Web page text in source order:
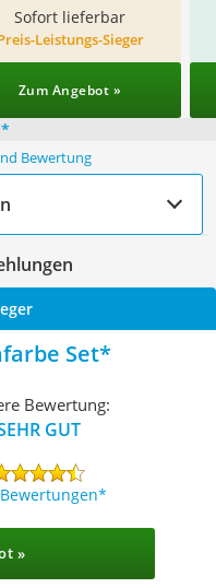
Sofort lieferbar
Leistungs-Sieger
Zum Angebot »
*
Bewertung
Set
Bewertung:
GUT
»